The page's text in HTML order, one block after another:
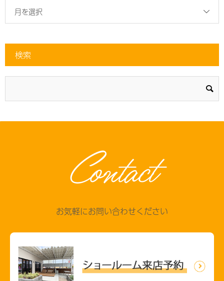
月を選択
検索
Contact
お気軽にお問い合わせください